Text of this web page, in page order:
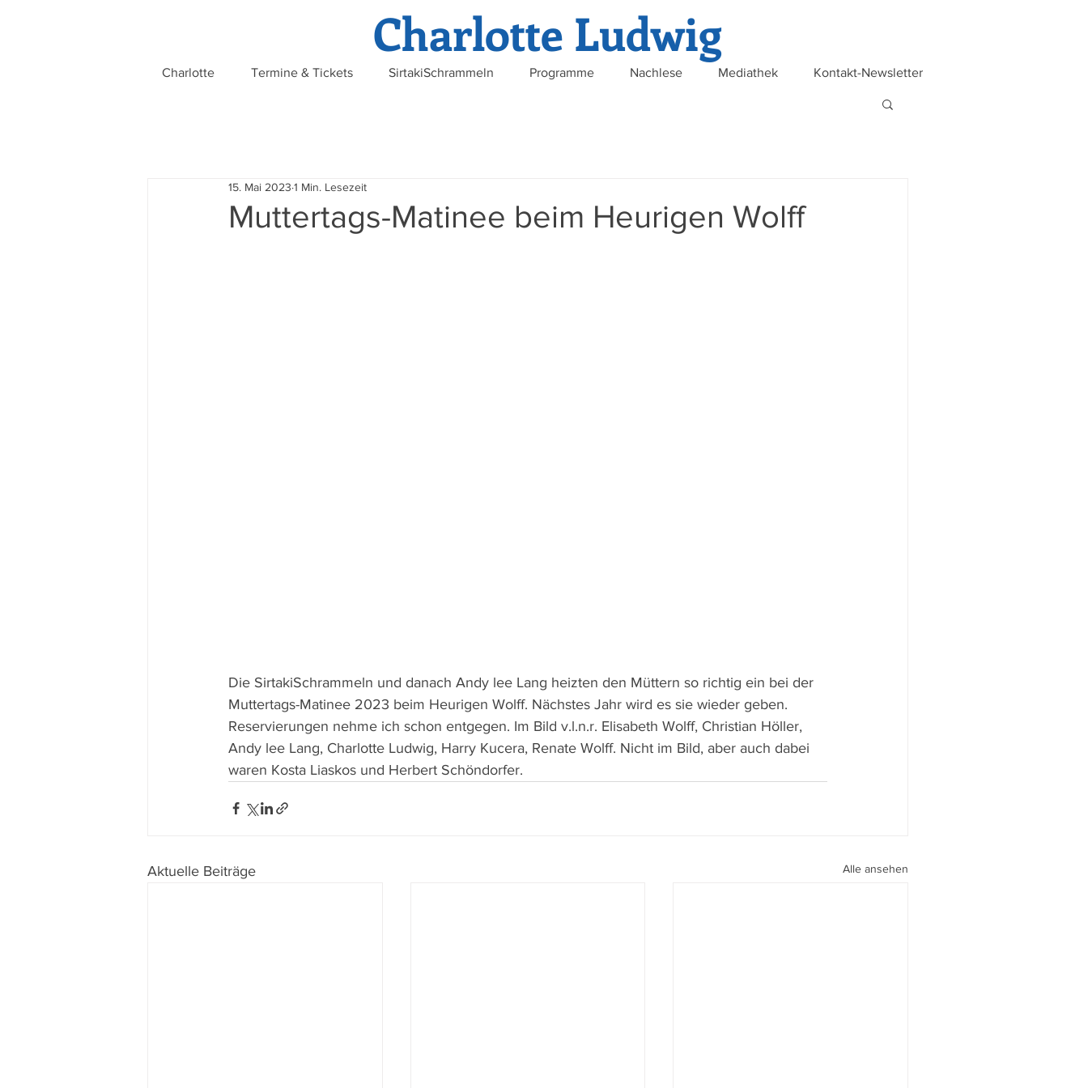
Charlotte Ludwig
Charlotte Termine & Tickets SirtakiSchrammeln Programme Nachlese Mediathek Kontakt-Newsletter
Muttertags-Matinee beim Heurigen Wolff
15. Mai 2023 1 Min. Lesezeit
Die SirtakiSchrammeln und danach Andy lee Lang heizten den Müttern so richtig ein bei der
Muttertags-Matinee 2023 beim Heurigen Wolff. Nächstes Jahr wird es sie wieder geben.
Reservierungen nehme ich schon entgegen. Im Bild v.l.n.r. Elisabeth Wolff, Christian Höller,
Andy lee Lang, Charlotte Ludwig, Harry Kucera, Renate Wolff. Nicht im Bild, aber auch dabei
waren Kosta Liaskos und Herbert Schöndorfer.
Aktuelle Beiträge Alle ansehen